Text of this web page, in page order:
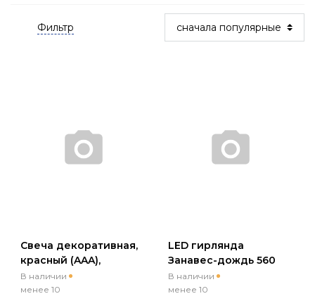
Фильтр
Свеча декоративная,
красный (AAA),
(небольшой скол на
корпусе)
В наличии
менее 10
LED гирлянда
Занавес-дождь 560
светодиодов, теплый
белый, 3х3м, 220 В
В наличии
менее 10